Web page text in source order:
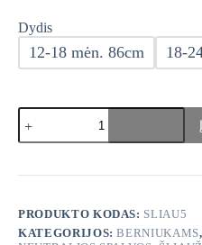
Dydis
12-18 mėn. 86cm 18-
produkto
kiekis:
George
3vnt.
PRODUKTO KODAS: SLIAU5
KATEGORIJOS:BERNIUKAMS